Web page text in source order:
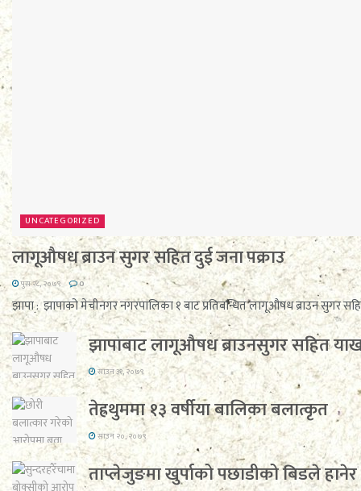
UNCATEGORIZED
लागूऔषध ब्राउन सुगर सहित दुई जना पक्राउ
पुस २८, २०७९ 0
झापा : झापाको मेचीनगर नगरपालिका १ बाट प्रतिबन्धित लागूऔषध ब्राउन सुगर
झापाबाट लागूऔषध ब्राउनसुगर सहित
साउन ३१, २०७९
तेह्रथुममा १३ वर्षीया बालिका बलात्कृत
साउन २०, २०७९
ताप्लेजुङमा खुर्पाको पछाडीको बिडले हानेर